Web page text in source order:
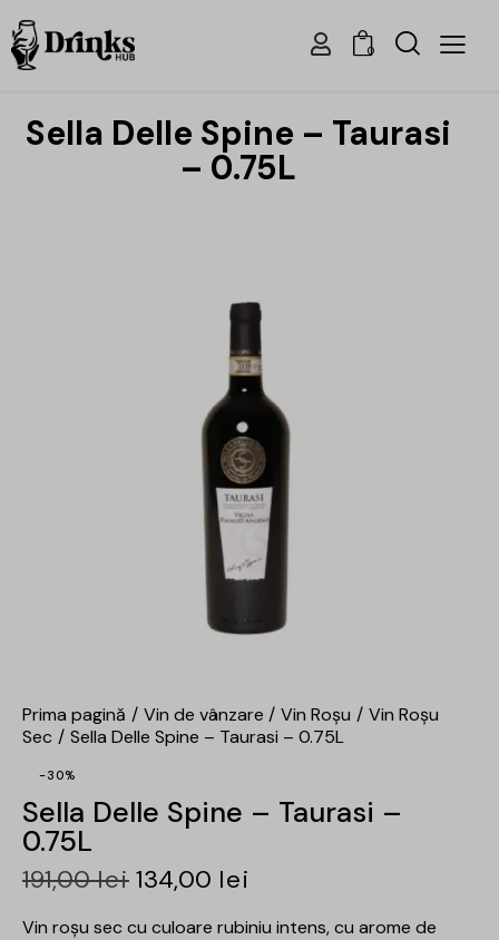
0
Sella Delle Spine – Taurasi
– 0.75L
Prima pagină Vin de vânzare Vin Roșu
Vin Roșu
Sec
Sella Delle Spine – Taurasi – 0.75L
-30%
Sella Delle Spine – Taurasi –
0.75L
191,00lei 134,00 lei
Vin roșu sec cu culoare rubiniu intens, cu arome de